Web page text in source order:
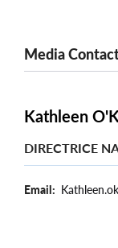
Media
Kathleen
DIRECTRICE
Email